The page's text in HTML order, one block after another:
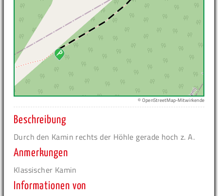
© OpenStreetMap-Mitwirkende
Beschreibung
Durch den Kamin rechts der Höhle gerade hoch z. A.
Anmerkungen
Klassischer Kamin
Informationen von